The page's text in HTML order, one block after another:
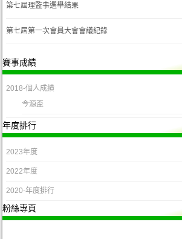
第七屆理監事選舉結果
第七屆第一次會員大會會議紀錄
賽事成績
2018-個人成績
今源盃
年度排行
2023年度
2022年度
2020-年度排行
粉絲專頁